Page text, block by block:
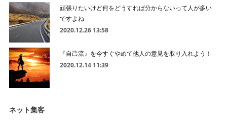
頑張りたいけど何をどうすれば分からないって人が多い
ですよね
2020.12.26 13:58
『自己流』を今すぐやめて他人の意見を取り入れよう！
2020.12.14 11:39
ネット集客